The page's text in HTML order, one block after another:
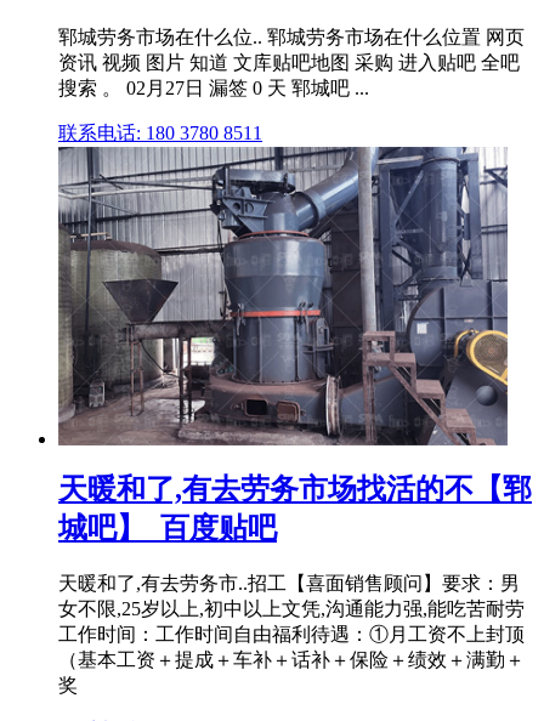
郓城劳务市场在什么位.. 郓城劳务市场在什么位置 网页
资讯 视频 图片 知道 文库贴吧地图 采购 进入贴吧 全吧
搜索 。 02月27日 漏签 0 天 郓城吧 ...
联系电话: 180 3780 8511
天暖和了,有去劳务市场找活的不【郓
城吧】_百度贴吧
天暖和了,有去劳务市..招工【喜面销售顾问】要求：男
女不限,25岁以上,初中以上文凭,沟通能力强,能吃苦耐劳
工作时间：工作时间自由福利待遇：①月工资不上封顶
（基本工资＋提成＋车补＋话补＋保险＋绩效＋满勤＋
奖